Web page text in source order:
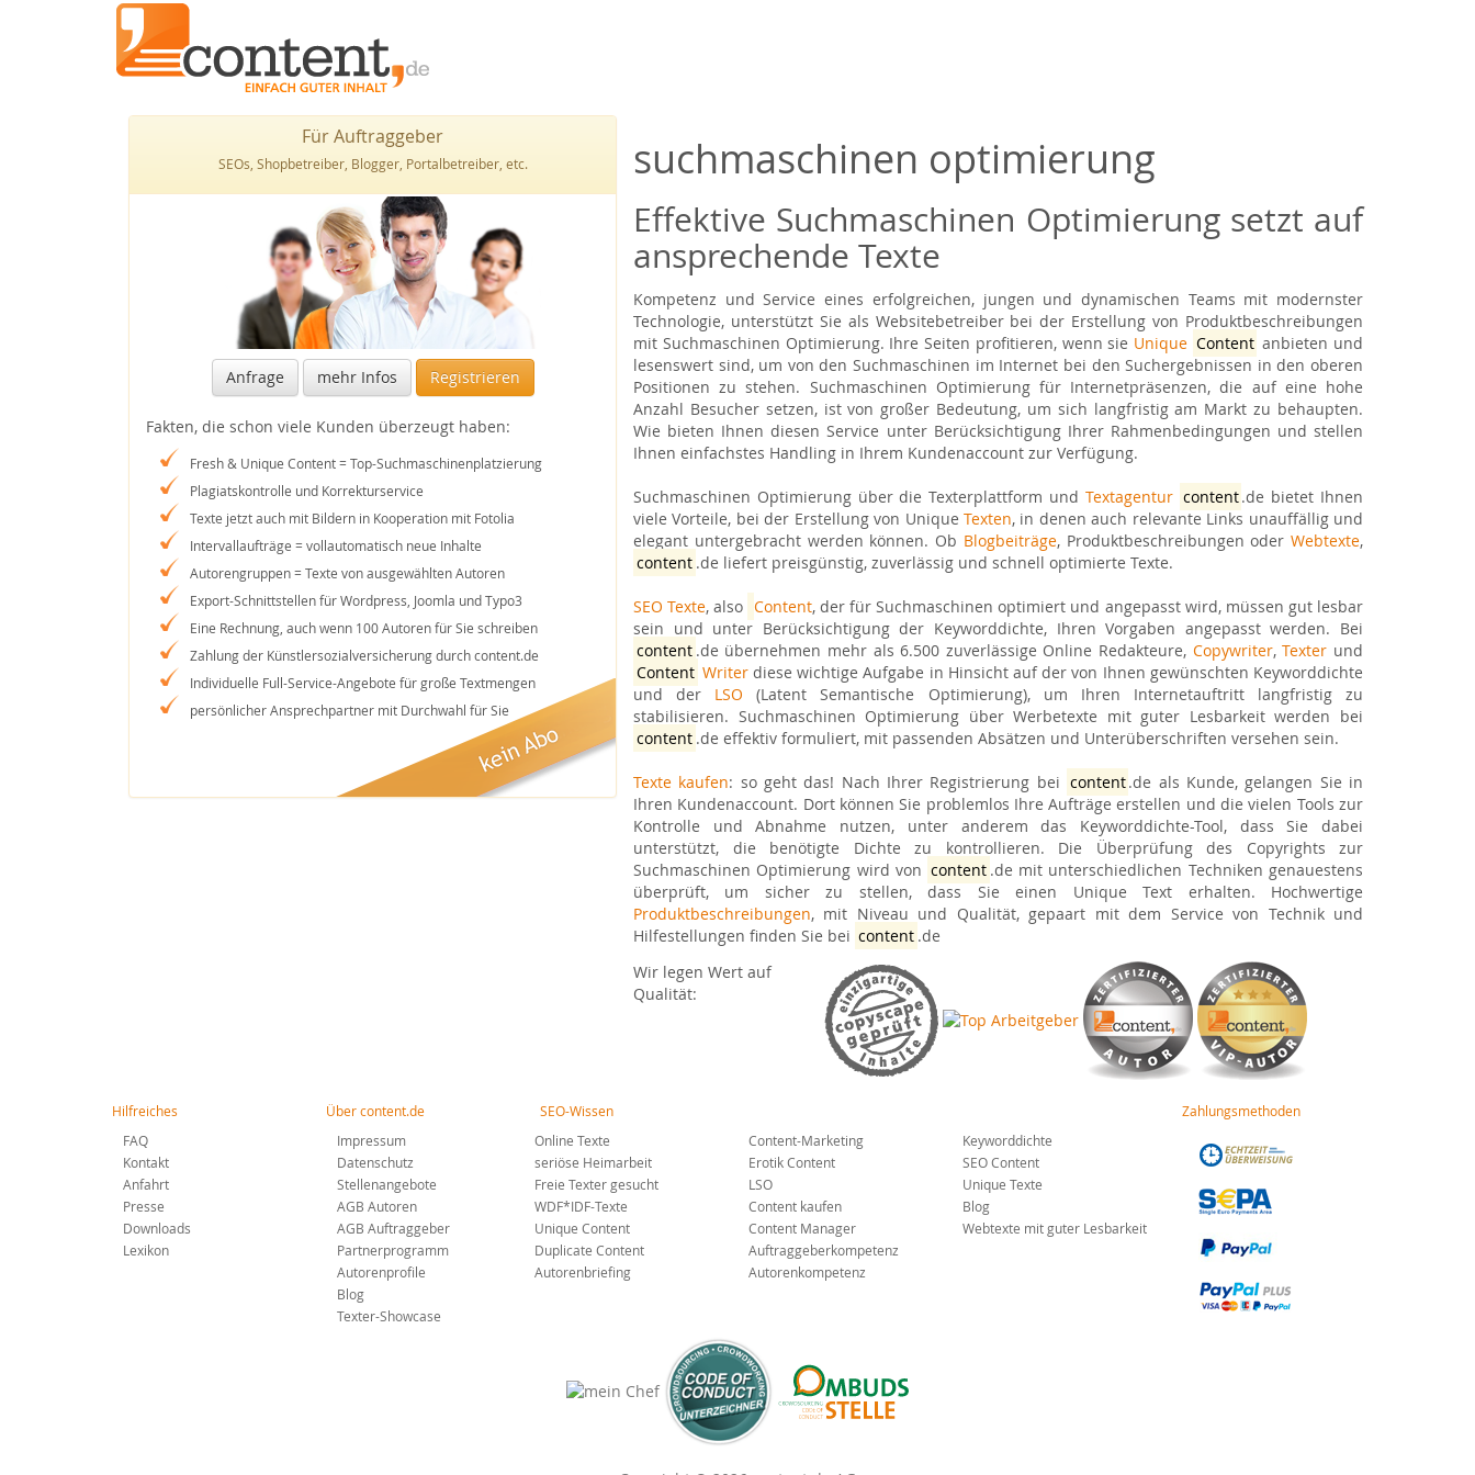
Für Auftraggeber
SEOs, Shopbetreiber, Blogger, Portalbetreiber, etc.
Anfrage mehr Infos Registrieren
Fakten, die schon viele Kunden überzeugt haben:
Fresh & Unique Content = Top-Suchmaschinenplatzierung
Plagiatskontrolle und Korrekturservice
Texte jetzt auch mit Bildern in Kooperation mit Fotolia
Intervallaufträge = vollautomatisch neue Inhalte
Autorengruppen = Texte von ausgewählten Autoren
Export-Schnittstellen für Wordpress, Joomla und Typo3
Eine Rechnung, auch wenn 100 Autoren für Sie schreiben
Zahlung der Künstlersozialversicherung durch content.de
Individuelle Full-Service-Angebote für große Textmengen
persönlicher Ansprechpartner mit Durchwahl für Sie
suchmaschinen optimierung
Effektive Suchmaschinen Optimierung setzt auf
ansprechende Texte
Kompetenz und Service eines erfolgreichen, jungen und dynamischen Teams mit modernster
Technologie, unterstützt Sie als Websitebetreiber bei der Erstellung von Produktbeschreibungen
mit Suchmaschinen Optimierung. Ihre Seiten profitieren, wenn sie Unique Content anbieten und
lesenswert sind, um von den Suchmaschinen im Internet bei den Suchergebnissen in den oberen
Positionen zu stehen. Suchmaschinen Optimierung für Internetpräsenzen, die auf eine hohe
Anzahl Besucher setzen, ist von großer Bedeutung, um sich langfristig am Markt zu behaupten.
Wie bieten Ihnen diesen Service unter Berücksichtigung Ihrer Rahmenbedingungen und stellen
Ihnen einfachstes Handling in Ihrem Kundenaccount zur Verfügung.
Suchmaschinen Optimierung über die Texterplattform und Textagentur content.de bietet Ihnen
viele Vorteile, bei der Erstellung von Unique Texten, in denen auch relevante Links unauffällig und
elegant untergebracht werden können. Ob Blogbeiträge, Produktbeschreibungen oder Webtexte,
content .de liefert preisgünstig, zuverlässig und schnell optimierte Texte.
SEO Texte, also Content, der für Suchmaschinen optimiert und angepasst wird, müssen gut lesbar
sein und unter Berücksichtigung der Keyworddichte, Ihren Vorgaben angepasst werden. Bei
content .de übernehmen mehr als 6.500 zuverlässige Online Redakteure, Copywriter,Texter und
Content Writerdiese wichtige Aufgabe in Hinsicht auf der von Ihnen gewünschten Keyworddichte
und der LSO (Latent Semantische Optimierung), um Ihren Internetauftritt langfristig zu
stabilisieren. Suchmaschinen Optimierung über Werbetexte mit guter Lesbarkeit werden bei
content .de effektiv formuliert, mit passenden Absätzen und Unterüberschriften versehen sein.
Texte kaufen: so geht das! Nach Ihrer Registrierung bei content.de als Kunde, gelangen Sie in
Ihren Kundenaccount. Dort können Sie problemlos Ihre Aufträge erstellen und die vielen Tools zur
Kontrolle und Abnahme nutzen, unter anderem das Keyworddichte-Tool, dass Sie dabei
unterstützt, die benötigte Dichte zu kontrollieren. Die Überprüfung des Copyrights zur
Suchmaschinen Optimierung wird von content .de mit unterschiedlichen Techniken genauestens
überprüft, um sicher zu stellen, dass Sie einen Unique Text erhalten. Hochwertige
Produktbeschreibungen, mit Niveau und Qualität, gepaart mit dem Service von Technik und
Hilfestellungen finden Sie bei content .de
Wir legen Wert auf
Qualität:
Hilfreiches
FAQ
Kontakt
Anfahrt
Presse
Downloads
Lexikon
Über content.de
Impressum
Datenschutz
Stellenangebote
AGB Autoren
AGB Auftraggeber
Partnerprogramm
Autorenprofile
Blog
Texter-Showcase
SEO-Wissen
Online Texte
seriöse Heimarbeit
Freie Texter gesucht
WDF*IDF-Texte
Unique Content
Duplicate Content
Autorenbriefing
Content-Marketing
Erotik Content
LSO
Content kaufen
Content Manager
Auftraggeberkompetenz
Autorenkompetenz
Keyworddichte
SEO Content
Unique Texte
Blog
Webtexte mit guter Lesbarkeit
Zahlungsmethoden